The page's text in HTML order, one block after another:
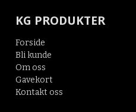
KG PRODUKTER
Forside
Bli kunde
Om oss
Gavekort
Kontakt oss